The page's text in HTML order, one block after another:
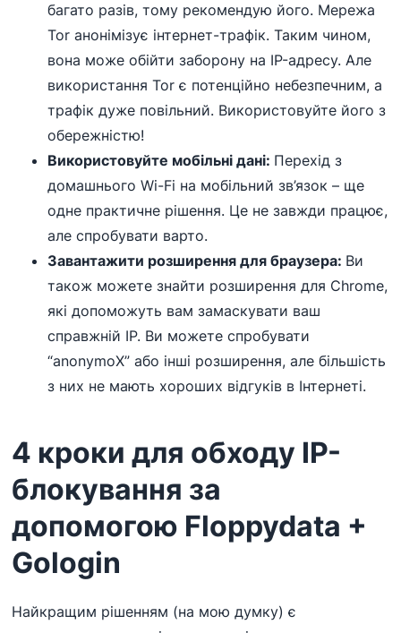
багато разів, тому рекомендую його. Мережа
Tor анонімізує інтернет-трафік. Таким чином,
вона може обійти заборону на IP-адресу. Але
використання Tor є потенційно небезпечним, а
трафік дуже повільний. Використовуйте його з
обережністю!
Використовуйте мобільні дані: Перехід з
домашнього Wi-Fi на мобільний зв’язок – ще
одне практичне рішення. Це не завжди працює,
але спробувати варто.
Завантажити розширення для браузера: Ви
також можете знайти розширення для Chrome,
які допоможуть вам замаскувати ваш
справжній IP. Ви можете спробувати
“anonymoX” або інші розширення, але більшість
з них не мають хороших відгуків в Інтернеті.
4 кроки для обходу IP-
блокування за
допомогою Floppydata +
Gologin
Найкращим рішенням (на мою думку) є